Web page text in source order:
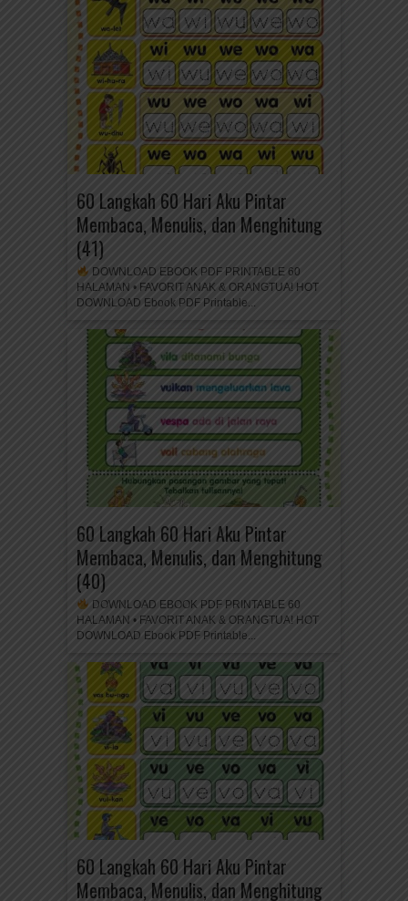
60 Langkah 60 Hari Aku Pintar
Membaca, Menulis, dan Menghitung
(41)
DOWNLOAD EBOOK PDF PRINTABLE 60
HALAMAN • FAVORIT ANAK & ORANGTUA! HOT
DOWNLOAD Ebook PDF Printable...
60 Langkah 60 Hari Aku Pintar
Membaca, Menulis, dan Menghitung
(40)
DOWNLOAD EBOOK PDF PRINTABLE 60
HALAMAN • FAVORIT ANAK & ORANGTUA! HOT
DOWNLOAD Ebook PDF Printable...
60 Langkah 60 Hari Aku Pintar
Membaca, Menulis, dan Menghitung